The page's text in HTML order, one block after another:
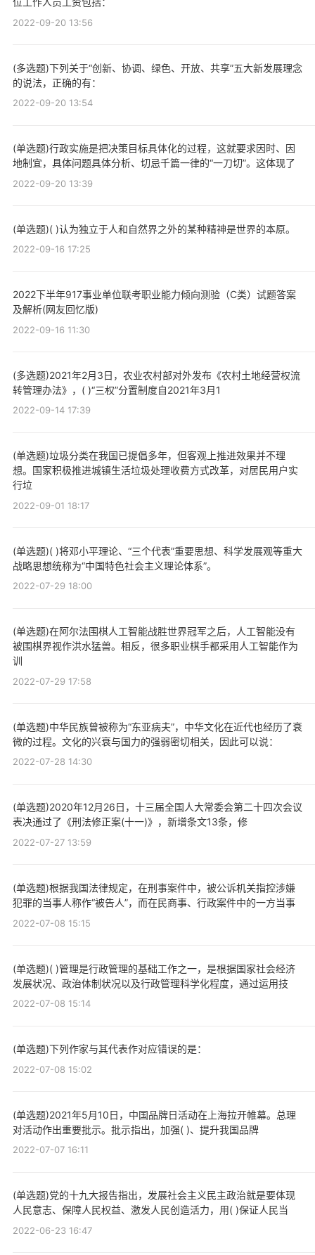
2022-09-20 13:56
(多选题)下列关于“创新、协调、绿色、开放、共享”五大新发展理念
的说法，正确的有：
2022-09-20 13:54
(单选题)行政实施是把决策目标具体化的过程，这就要求因时、因
地制宜，具体问题具体分析、切忌千篇一律的“一刀切”。这体现了
2022-09-20 13:39
(单选题)( )认为独立于人和自然界之外的某种精神是世界的本原。
2022-09-16 17:25
2022下半年917事业单位联考职业能力倾向测验（C类）试题答案
及解析(网友回忆版)
2022-09-16 11:30
(多选题)2021年2月3日，农业农村部对外发布《农村土地经营权流
转管理办法》，( )“三权”分置制度自2021年3月1
2022-09-14 17:39
(单选题)垃圾分类在我国已提倡多年，但客观上推进效果并不理
想。国家积极推进城镇生活垃圾处理收费方式改革，对居民用户实
行垃
2022-09-01 18:17
(单选题)( )将邓小平理论、“三个代表”重要思想、科学发展观等重大
战略思想统称为“中国特色社会主义理论体系”。
2022-07-29 18:00
(单选题)在阿尔法围棋人工智能战胜世界冠军之后，人工智能没有
被围棋界视作洪水猛兽。相反，很多职业棋手都采用人工智能作为
训
2022-07-29 17:58
(单选题)中华民族曾被称为“东亚病夫”，中华文化在近代也经历了衰
微的过程。文化的兴衰与国力的强弱密切相关，因此可以说：
2022-07-28 14:30
(单选题)2020年12月26日，十三届全国人大常委会第二十四次会议
表决通过了《刑法修正案(十一)》，新增条文13条，修
2022-07-27 13:59
(单选题)根据我国法律规定，在刑事案件中，被公诉机关指控涉嫌
犯罪的当事人称作“被告人”，而在民商事、行政案件中的一方当事
2022-07-08 15:15
(单选题)( )管理是行政管理的基础工作之一，是根据国家社会经济
发展状况、政治体制状况以及行政管理科学化程度，通过运用技
2022-07-08 15:14
(单选题)下列作家与其代表作对应错误的是：
2022-07-08 15:02
(单选题)2021年5月10日，中国品牌日活动在上海拉开帷幕。总理
对活动作出重要批示。批示指出，加强( )、提升我国品牌
2022-07-07 16:11
(单选题)党的十九大报告指出，发展社会主义民主政治就是要体现
人民意志、保障人民权益、激发人民创造活力，用( )保证人民当
2022-06-23 16:47